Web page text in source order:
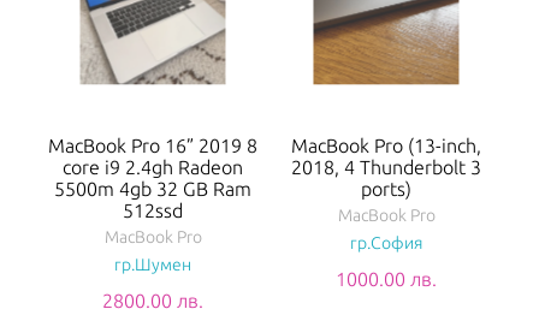
MacBook Pro 16” 2019 8
core i9 2.4gh Radeon
5500m 4gb 32 GB Ram
512ssd
MacBook Pro
гр.Шумен
2800.00 лв.
MacBook Pro (13-inch,
2018, 4 Thunderbolt 3
ports)
MacBook Pro
гр.София
1000.00 лв.